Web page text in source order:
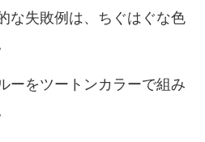
な失敗例は、ちぐはぐな色
ーをツートンカラーで組み